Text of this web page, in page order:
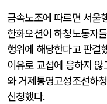
금속노조에 따르면 서울
한화오션이 하청노동자
행위에 해당한다고 판결
이유로 교섭에 응하지 않
와 거제통영고성조선하
신청했다.